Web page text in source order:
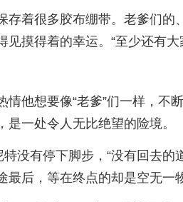
存着很多胶布绷带。老爹们
见摸得着的幸运。“至少还有
情他想要像“老爹”们一样，
一处令人无比绝望的险境。
没有停下脚步，“没有回去
后，等在终点的却是空无一